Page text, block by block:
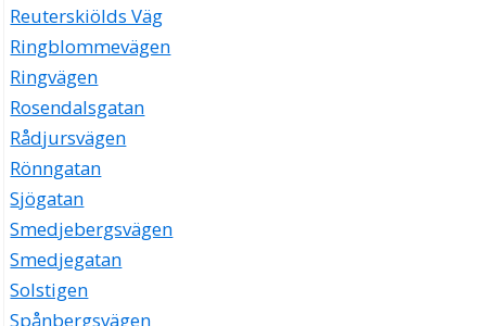
Reuterskiölds Väg
Ringblommevägen
Ringvägen
Rosendalsgatan
Rådjursvägen
Rönngatan
Sjögatan
Smedjebergsvägen
Smedjegatan
Solstigen
Spånbergsvägen